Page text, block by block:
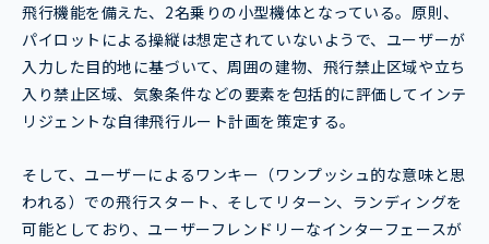
飛行機能を備えた、2名乗りの小型機体となっている。原則、
パイロットによる操縦は想定されていないようで、ユーザーが
入力した目的地に基づいて、周囲の建物、飛行禁止区域や立ち
入り禁止区域、気象条件などの要素を包括的に評価してインテ
リジェントな自律飛行ルート計画を策定する。
そして、ユーザーによるワンキー（ワンプッシュ的な意味と思
われる）での飛行スタート、そしてリターン、ランディングを
可能としており、ユーザーフレンドリーなインターフェースが